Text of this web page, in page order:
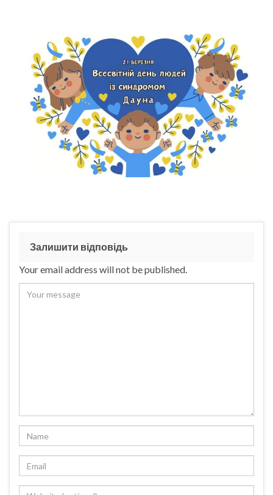
Залишити відповідь
Your email address will not be published.